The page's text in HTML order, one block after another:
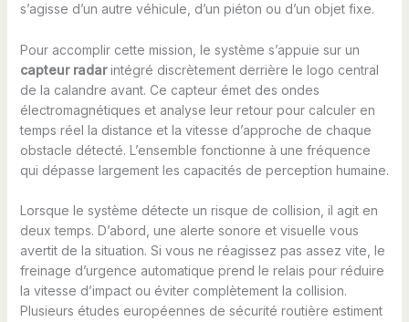
s’agisse d’un autre véhicule, d’un piéton ou d’un objet fixe.
Pour accomplir cette mission, le système s’appuie sur un
capteur radarintégré discrètement derrière le logo central
de la calandre avant. Ce capteur émet des ondes
électromagnétiques et analyse leur retour pour calculer en
temps réel la distance et la vitesse d’approche de chaque
obstacle détecté. L’ensemble fonctionne à une fréquence
qui dépasse largement les capacités de perception humaine.
Lorsque le système détecte un risque de collision, il agit en
deux temps. D’abord, une alerte sonore et visuelle vous
avertit de la situation. Si vous ne réagissez pas assez vite, le
freinage d’urgence automatique prend le relais pour réduire
la vitesse d’impact ou éviter complètement la collision.
Plusieurs études européennes de sécurité routière estiment